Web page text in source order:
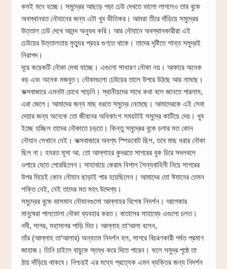
কমই মনে হচ্ছে। সমুদ্রের আছড়ে পড়া ঢেউ দেখতে ভালো লাগলেও তার বুকে
অবস্থানরত নৌযানের জন্য এটা খুব ভীতিকর। আমরা তীরে দাঁড়িয়ে সমুদ্রের
উত্তাল ঢেউ দেখে আনন্দ অনুভব করি। আর নৌযানে অবস্থানকারীরা এই
ঢেউয়ের উত্তালতায় মৃত্যুর প্রহর গুণতে থাকে। তাদের দৃষ্টিতে শান্ত সমুদ্রই
নিরাপদ।
দূরে কয়েকটি নৌকা দেখা যাচ্ছে। এগুলো সাধারণ নৌকা নয়। আকারে অনেক
বড় এবং অনেক মজবুত। নৌকাগুলো ঢেউয়ের তালে উপরে উঠছে আর নামছে।
কক্সবাজারে এমনটা চোখে পড়েনি। স্থানীয়দের সাথে কথা বলে জানতে পারলাম,
এরা জেলে। আমাদের জন্য মাছ ধরতে সমুদ্রে নেমেছে। আমাদেরকে এই সেবা
দেয়ার জন্য অনেকে তো জীবনের অধিকাংশ সময়টাই সমুদ্রে কাটিয়ে দেয়। খুব
ইচ্ছে হচ্ছিল তাদের নৌকাতে চড়তে। কিন্তু সমুদ্রের বুকে চলার মত কোন
নৌযান সেখানে নেই। কক্সবাজারে অবশ্য স্পিডবোট ছিল, তবে মাছ ধরার নৌকা
ছিল না। হযরত মূসা আ. তো আল্লাহর কুদরতে সাগরের বুক চিরে সদলবলে
ওপারে যেতে পেরেছিলেন। সাহাবায়ে কেরাম বিশাল সৈন্যবাহিনী নিয়ে সাগরের
উপর দিয়েই কোন নৌযান ছাড়াই পার হয়েছিলেন। আমাদের তো ঈমানের তেমন
শক্তি নেই, নেই তাদের মত মহৎ উদ্দেশ্য।
সমুদ্রের বুকে ভাসমান নৌযানগুলো আল্লাহর বিশেষ নিদর্শন। আগেকার
মানুষেরা পালতোলা নৌকা ব্যবহার করত। বাতাসের সাহায্যে এগুলো চলত।
নদী, সাগর, মহাসাগর পাড়ি দিত। আল্লাহ তা‘আলা বলেন,
তাঁর (আল্লাহ তা‘আলার) অন্যতম নিদর্শন হল, সাগরে বিচরণকারী পর্বত প্রমাণ
জাহাজ। তিনি চাইলে বায়ুকে স্তব্ধ করে দিতে পারেন। ফলে সমুদ্র পৃষ্ঠে তা
ঠায় দাঁড়িয়ে থাকবে। নিশ্চয়ই এর মধ্যে প্রত্যেক এমন ব্যক্তির জন্য নিদর্শন